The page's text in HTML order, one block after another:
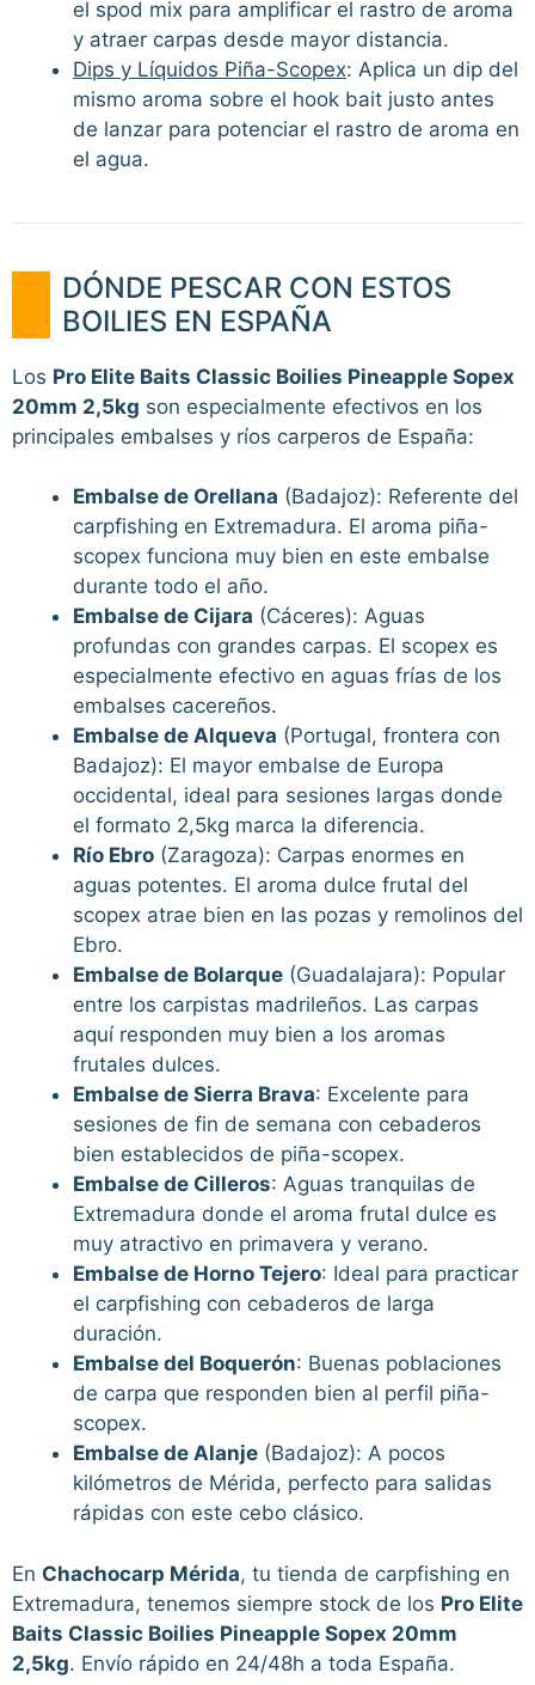
el spod mix para amplificar el rastro de aroma
y atraer carpas desde mayor distancia.
Dips y Líquidos Piña-Scopex: Aplica un dip del
mismo aroma sobre el hook bait justo antes
de lanzar para potenciar el rastro de aroma en
el agua.
DÓNDE PESCAR CON ESTOS
BOILIES EN ESPAÑA
Los Pro Elite Baits Classic Boilies Pineapple Sopex
20mm 2,5kg son especialmente efectivos en los
principales embalses y ríos carperos de España:
Embalse de Orellana (Badajoz): Referente del
carpfishing en Extremadura. El aroma piña-
scopex funciona muy bien en este embalse
durante todo el año.
Embalse de Cijara (Cáceres): Aguas
profundas con grandes carpas. El scopex es
especialmente efectivo en aguas frías de los
embalses cacereños.
Embalse de Alqueva (Portugal, frontera con
Badajoz): El mayor embalse de Europa
occidental, ideal para sesiones largas donde
el formato 2,5kg marca la diferencia.
Río Ebro (Zaragoza): Carpas enormes en
aguas potentes. El aroma dulce frutal del
scopex atrae bien en las pozas y remolinos del
Ebro.
Embalse de Bolarque (Guadalajara): Popular
entre los carpistas madrileños. Las carpas
aquí responden muy bien a los aromas
frutales dulces.
Embalse de Sierra Brava: Excelente para
sesiones de fin de semana con cebaderos
bien establecidos de piña-scopex.
Embalse de Cilleros: Aguas tranquilas de
Extremadura donde el aroma frutal dulce es
muy atractivo en primavera y verano.
Embalse de Horno Tejero: Ideal para practicar
el carpfishing con cebaderos de larga
duración.
Embalse del Boquerón: Buenas poblaciones
de carpa que responden bien al perfil piña-
scopex.
Embalse de Alanje (Badajoz): A pocos
kilómetros de Mérida, perfecto para salidas
rápidas con este cebo clásico.
En Chachocarp Mérida, tu tienda de carpfishing en
Extremadura, tenemos siempre stock de los Pro Elite
Baits Classic Boilies Pineapple Sopex 20mm
2,5kg. Envío rápido en 24/48h a toda España.